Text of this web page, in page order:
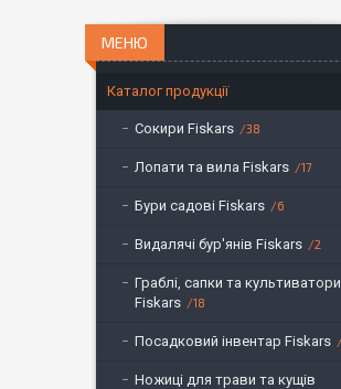
Каталог продукції
Сокири Fiskars 38
Лопати та вила Fiskars 17
Бури садові Fiskars 6
Видалячі бур'янів Fiskars 2
Граблі, сапки та культиватори
Fiskars
18
Посадковий інвентар Fiskars
Ножиці для трави та кущів